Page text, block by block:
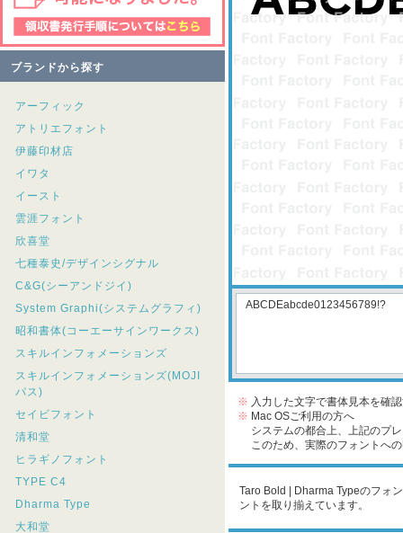
ブランドから探す
アーフィック
アトリエフォント
伊藤印材店
イワタ
イースト
雲涯フォント
欣喜堂
七種泰史/デザインシグナル
C&G(シーアンドジイ)
System Graphi(システムグラフィ)
昭和書体(コーエーサインワークス)
スキルインフォメーションズ
スキルインフォメーションズ(MOJI
パス)
セイビフォント
清和堂
ヒラギノフォント
TYPE C4
Dharma Type
大和堂
※ 入力した文字で書体見本を確
※ Mac OSご利用の方へ
システムの都合上、上記のプ
このため、実際のフォントへの
Taro Bold | Dharma Typeのフォ
ントを取り揃えています。